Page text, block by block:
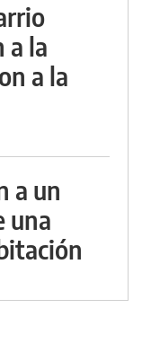
a la
a la
a un
una